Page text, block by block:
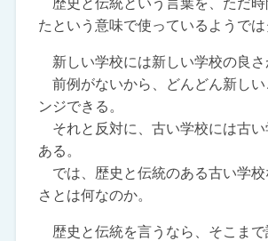
たという意味で使っているようでは
新しい学校には新しい学校の良さ
前例がないから、どんどん新しい
ンジできる。
それと反対に、古い学校には古
ある。
では、歴史と伝統のある古い学校
さとは何なのか。
歴史と伝統を言うなら、そこまで